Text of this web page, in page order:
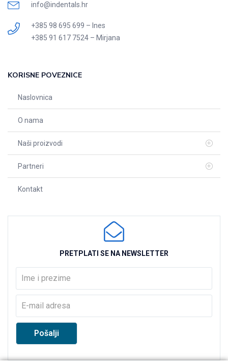
info@indentals.hr
+385 98 695 699 – Ines
+385 91 617 7524 – Mirjana
KORISNE POVEZNICE
Naslovnica
O nama
Naši proizvodi
Partneri
Kontakt
PRETPLATI SE NA NEWSLETTER